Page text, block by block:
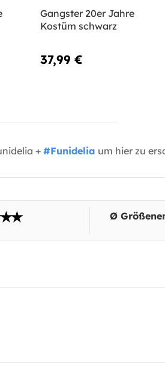
Gangster 20er Jahre
Kostüm schwarz
37,99 €
+#Funidelia um hier zu
Ø